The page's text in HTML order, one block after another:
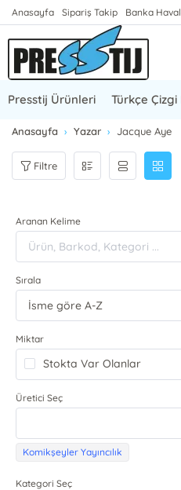
Anasayfa Sipariş Takip Banka
Presstij Ürünleri Türkçe
Anasayfa Yazar Jacque Aye
Filtre
Aranan Kelime
Sırala
Miktar
Stokta Var Olanlar
Üretici Seç
Komikşeyler Yayıncılık
Kategori Seç